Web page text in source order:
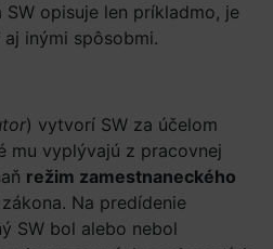
opisuje len príkladmo, je
inými spôsobmi.
) vytvorí SW za účelom
mu vyplývajú z pracovnej
režim zamestnaneckého
Na predídenie
SW bol alebo nebol